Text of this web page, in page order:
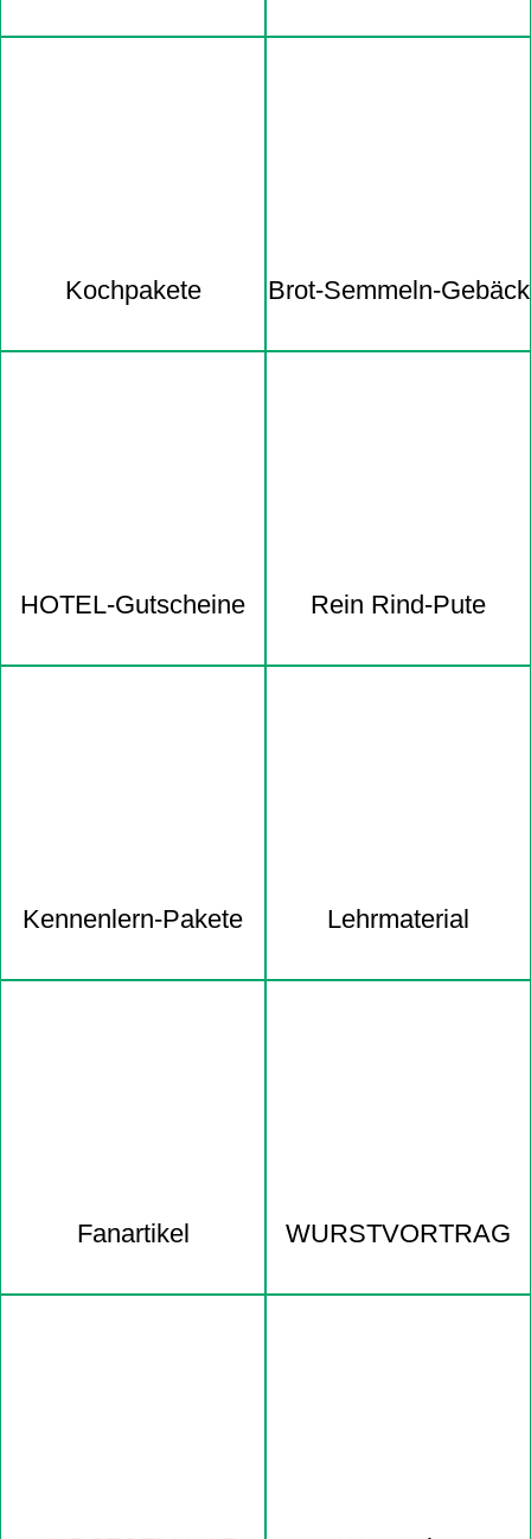
Kochpakete Brot-Semmeln-Gebäck
HOTEL-Gutscheine Rein Rind-Pute
Kennenlern-Pakete Lehrmaterial
Fanartikel WURST­VORTRAG